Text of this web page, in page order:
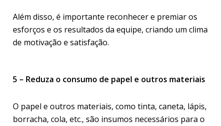
Além disso, é importante reconhecer e premiar os
esforços e os resultados da equipe, criando um clima
de motivação e satisfação.
5 – Reduza o consumo de papel e outros materiais
O papel e outros materiais, como tinta, caneta, lápis,
borracha, cola, etc., são insumos necessários para o